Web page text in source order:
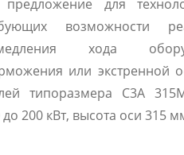
для
возможности
хода
или экстренной
типоразмера C3A
до 200 кВт, высота оси 315